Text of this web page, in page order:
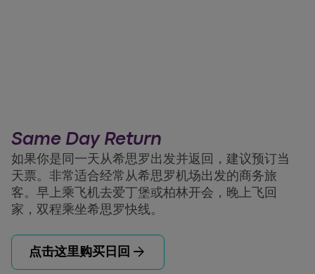
Same Day Return
如果你是同一天从希思罗出发并返回，建议预订当
天票。非常适合经常从希思罗机场出发的商务旅
客。早上乘飞机去爱丁堡或柏林开会，晚上飞回
家，双程乘坐希思罗快线。
点击这里购买日回 arrow_forward